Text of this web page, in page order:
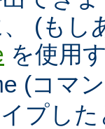
(もし
を使用
(コマ
プし